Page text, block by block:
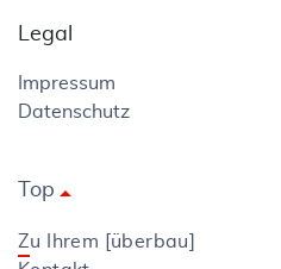
Legal
Impressum
Datenschutz
Toparrow_drop_up
Zu Ihrem [überbau]